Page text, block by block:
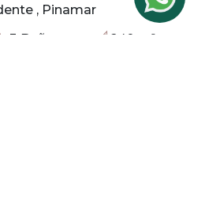
, Pinamar
3 Baños 240 m²